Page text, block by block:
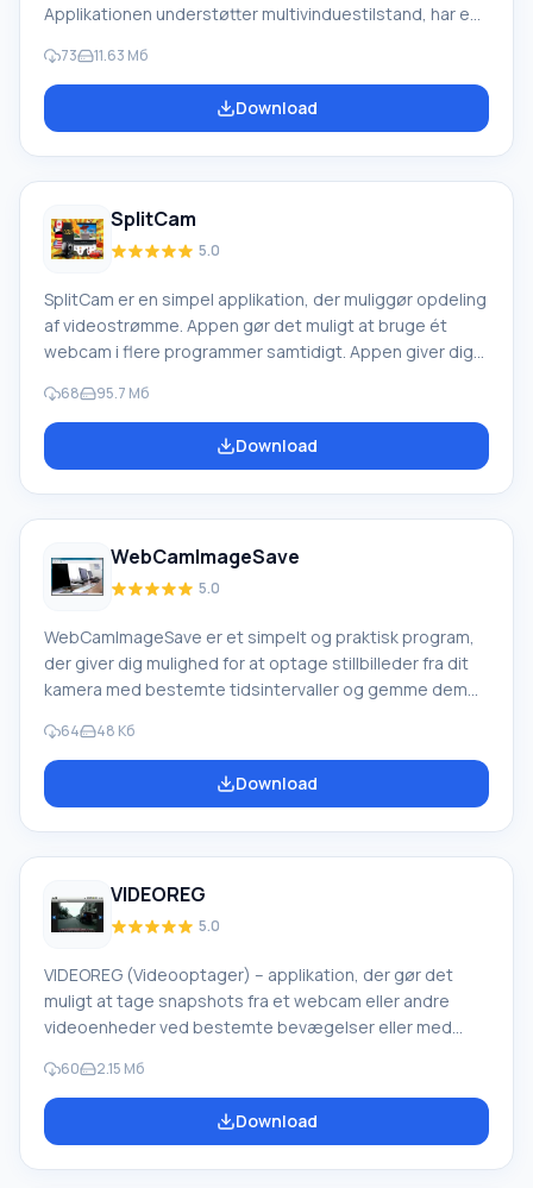
Applikationen understøtter multivinduestilstand, har en
optagelse af lyd og understøtter mange webkameraer.
Du kan opsætte videoovervågning på kontoret, på
studiet, derhjemme osv. Derudover kan du med
73 11.63 Мб
Download
SplitCam
5.0
SplitCam er en simpel applikation, der muliggør opdeling
af videostrømme. Appen gør det muligt at bruge ét
webcam i flere programmer samtidigt. Appen giver dig
udsendelse, anvende 3D-masker, rammer, filtre,
baggrundsskift og meget mere. SplitCam-funktioner:
Strømopdeling gør det muligt at tilslutte op til 64
68 95.7 Мб
Download
WebCamImageSave
5.0
WebCamImageSave er et simpelt og praktisk program,
der giver dig mulighed for at optage stillbilleder fra dit
kamera med bestemte tidsintervaller og gemme dem
du i indstillingerne indstille billedformat (farve,
størrelse, komprimering osv.) samt kameraparametre
(skarphed, lysstyrke, kontrast). Gemte snapshots kan
64 48 Кб
Download
VIDEOREG
5.0
VIDEOREG (Videooptager) – applikation, der gør det
muligt at tage snapshots fra et webcam eller andre
videoenheder ved bestemte bevægelser eller med
både i manuel tilstand og i diasshowtilstand.
Applikationen fungerer med alle webcams og andre
videoenheder. Optagelse starter automatisk efter
60 2.15 Мб
Download